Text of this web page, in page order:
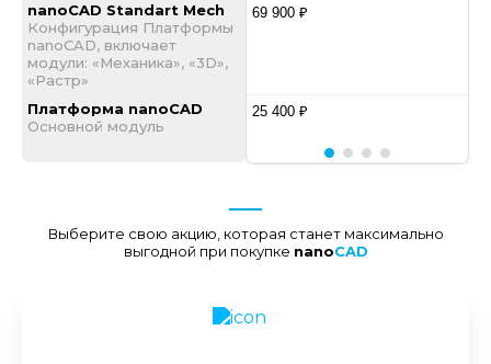
nanoCAD Standart Mech
Конфигурация Платформы
nanoCAD, включает
модули: «Механика», «3D»,
«Растр»
Платформа nanoCAD
Основной модуль
69 900 ₽
25 400 ₽
Выберите свою акцию, которая станет максимально
выгодной при покупке nanoCAD